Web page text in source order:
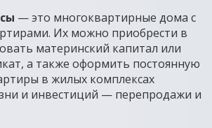
— это многоквартирные дома с
Их можно приобрести в
материнский капитал или
а также оформить постоянную
в жилых комплексах
и инвестиций — перепродажи и